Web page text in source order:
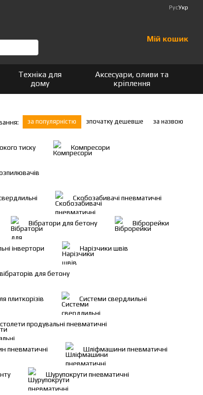
РусУкр
Мій кошик
Техніка для
дому
Аксесуари, оливи та
кріплення
за популярністю зпочатку дешевше за назвою
тиску Компресори
Скобозабивачі пневматичні
Вібратори для бетону Віброрейки
інвертори Нарізчики швів
для бетону
плиткорізів Системи свердлильні
продувальні пневматичні
пневматичні Шліфмашини пневматичні
Шурупокрути пневматичні